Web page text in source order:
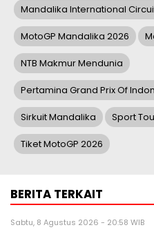
Mandalika International
MotoGP Mandalika 2026
NTB Makmur Mendunia
Pertamina Grand Prix Of
Sirkuit Mandalika Sport
Tiket MotoGP 2026
BERITA TERKAIT
Sabtu, 8 Agustus 2026 - 20:58 WIB